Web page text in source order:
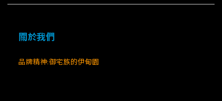
關於我們
品牌精神:御宅族的伊甸園